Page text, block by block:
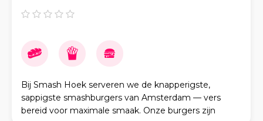
Bij Smash Hoek serveren we de knapperigste,
sappigste smashburgers van Amsterdam — vers
bereid voor maximale smaak. Onze burgers zijn